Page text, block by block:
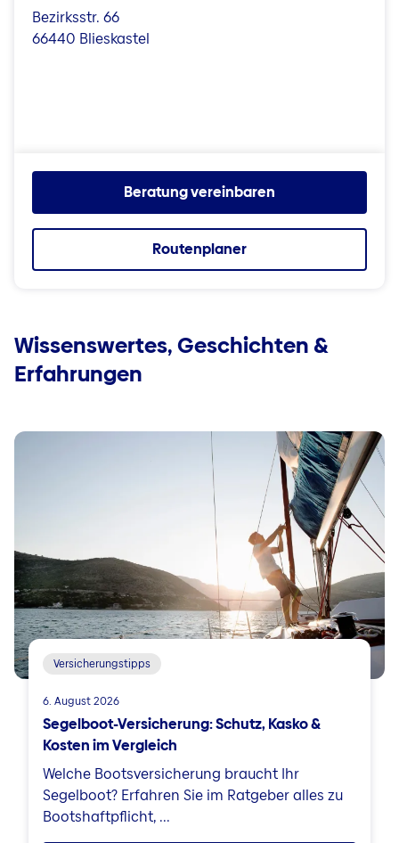
Bezirksstr. 66
66440 Blieskastel
Beratung vereinbaren
Routenplaner
Wissenswertes, Geschichten &
Erfahrungen
Versicherungstipps
6. August 2026
Segelboot-Versicherung: Schutz, Kasko &
Kosten im Vergleich
Welche Bootsversicherung braucht Ihr
Segelboot? Erfahren Sie im Ratgeber alles zu
Bootshaftpflicht, ...